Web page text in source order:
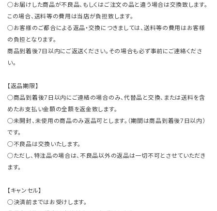
○お届けした商品が不良品、もしくはご注文の品と違う場合は交換致します。
この場合、送料等の費用は当店が負担致します。
○お客様のご都合による返品・交換につきましては、送料等の費用はお客様
の負担となります。
商品到着後7日以内にご返送ください。その場合も必ず事前にご連絡くださ
い。
【返品期限】
○商品到着後7日以内にご連絡の場合のみ、代替品と交換、または送料を含
めたお支払い金額の全額を返金致します。
○未開封、未使用の商品のみ返品可とします。（期間は商品到着後7日以内）
です。
○不良品は交換いたします。
○ただし、特注品の場合は、不良品以外の返品は一切不可とさせていただき
ます。
【キャンセル】
○決済前まではお受けします。